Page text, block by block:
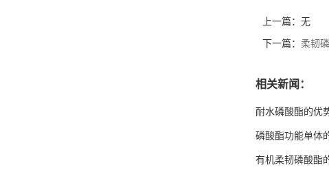
上一篇：无
下一篇： 柔韧
相关新闻：
耐水磷酸酯的优
磷酸酯功能单体
有机柔韧磷酸酯